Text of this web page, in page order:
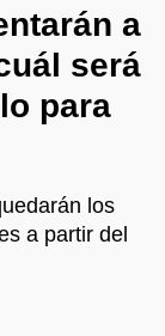
a
será
para
los
a partir del